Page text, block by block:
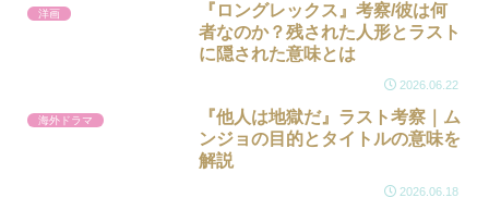
洋画
『ロングレックス』考察/彼は何
者なのか？残された人形とラスト
に隠された意味とは
2026.06.22
海外ドラマ
『他人は地獄だ』ラスト考察｜ム
ンジョの目的とタイトルの意味を
解説
2026.06.18